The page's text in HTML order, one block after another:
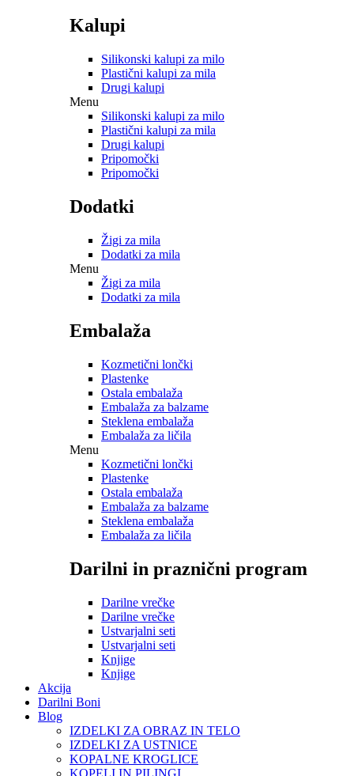
Kalupi
Silikonski kalupi za milo
Plastični kalupi za mila
Drugi kalupi
Menu
Silikonski kalupi za milo
Plastični kalupi za mila
Drugi kalupi
Pripomočki
Pripomočki
Dodatki
Žigi za mila
Dodatki za mila
Menu
Žigi za mila
Dodatki za mila
Embalaža
Kozmetični lončki
Plastenke
Ostala embalaža
Embalaža za balzame
Steklena embalaža
Embalaža za ličila
Menu
Kozmetični lončki
Plastenke
Ostala embalaža
Embalaža za balzame
Steklena embalaža
Embalaža za ličila
Darilni in praznični program
Darilne vrečke
Darilne vrečke
Ustvarjalni seti
Ustvarjalni seti
Knjige
Knjige
Akcija
Darilni Boni
Blog
IZDELKI ZA OBRAZ IN TELO
IZDELKI ZA USTNICE
KOPALNE KROGLICE
KOPELI IN PILINGI